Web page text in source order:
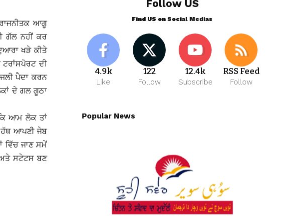
ਆਗੂ
ਗੱਲ ਨਹੀਂ ਕਰ
ਖੜੇ ਕੀਤੇ
ਦੀ
ਪੈਦਾ ਕਰਨ
ਦੇ ਗਲ ਗੂਠਾ
ਆਮ ਲੋਕ ਤਾਂ
ਹੱਥ ਆਪਣੀ ਜੇਬ
ਵਿੱਚ ਜਾਣ ਸਮੇਂ
ਅਤੇ ਸਟੇਟਸ ਬਣ
Follow US
Find US on Social Medias
4.9k
Like
122
Follow
12.4k
Subscribe
RSS Feed
Follow
Popular News